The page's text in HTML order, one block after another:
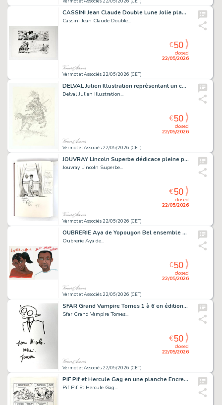
CASSINI Jean Claude Double Lune Jolie planche avec...
Cassini Jean Claude Double...
Vermot et Associés 22/05/2026 (CET)
closed
22/05/2026
€50
DELVAL Julien Illustration représentant un centaure...
Delval Julien Illustration...
Vermot et Associés 22/05/2026 (CET)
closed
22/05/2026
€50
JOUVRAY Lincoln Superbe dédicace pleine page dans le...
Jouvray Lincoln Superbe...
Vermot et Associés 22/05/2026 (CET)
closed
22/05/2026
€50
OUBRERIE Aya de Yopougon Bel ensemble comprenant les...
Oubrerie Aya de...
Vermot et Associés 22/05/2026 (CET)
closed
22/05/2026
€50
SFAR Grand Vampire Tomes 1 à 6 en édition originale...
Sfar Grand Vampire Tomes...
Vermot et Associés 22/05/2026 (CET)
closed
22/05/2026
€50
PIF Pif et Hercule Gag en une planche Encre de chine 22...
Pif Pif Et Hercule Gag...